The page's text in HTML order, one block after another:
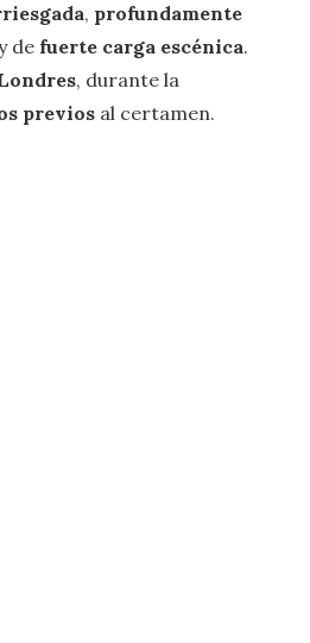
, profundamente
de fuerte carga escénica.
, durante la
previos al certamen.